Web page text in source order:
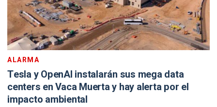
ALARMA
Tesla y OpenAI instalarán sus mega data
centers en Vaca Muerta y hay alerta por el
impacto ambiental